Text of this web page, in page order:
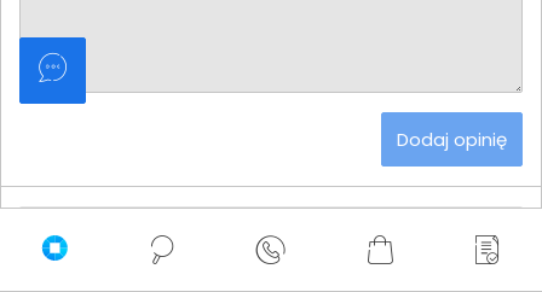
Dodaj opinię
Brak wystawionych opinii